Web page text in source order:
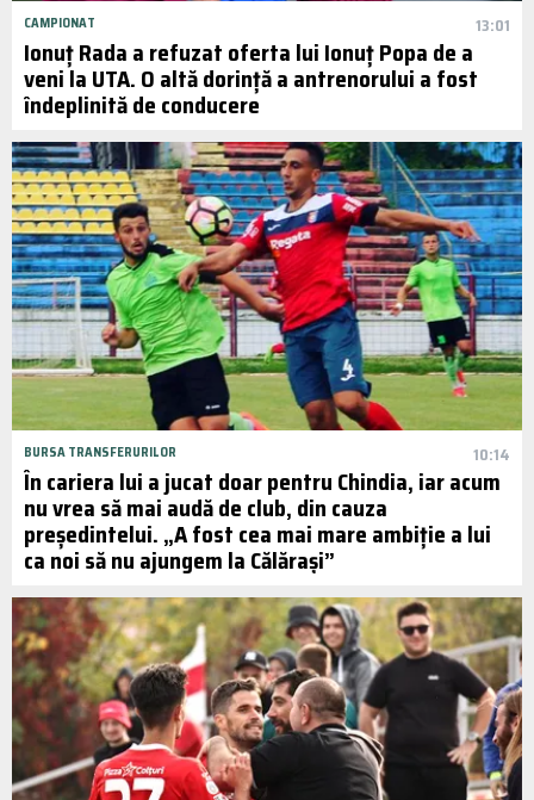
CAMPIONAT 13:01
Ionuț Rada a refuzat oferta lui Ionuț Popa de a
veni la UTA. O altă dorință a antrenorului a fost
îndeplinită de conducere
BURSA TRANSFERURILOR 10:14
În cariera lui a jucat doar pentru Chindia, iar acum
nu vrea să mai audă de club, din cauza
președintelui. „A fost cea mai mare ambiție a lui
ca noi să nu ajungem la Călărași”